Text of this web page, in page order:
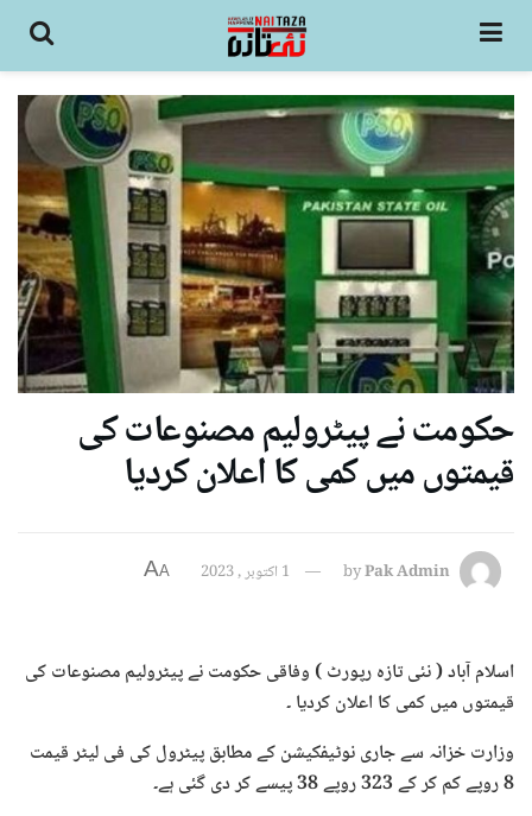
حکومت نے پیٹرولیم مصنوعات کی
قیمتوں میں کمی کا اعلان کردیا
byPak Admin 1 اکتوبر , 2023 A
A
اسلام آباد ( نئی تازہ رپورٹ ) وفاقی حکومت نے پیٹرولیم مصنوعات کی
قیمتوں میں کمی کا اعلان کردیا ۔
وزارت خزانہ سے جاری نوٹیفکیشن کے مطابق پیٹرول کی فی لیٹر قیمت
8 روپے کم کر کے 323 روپے 38 پیسے کر دی گئی ہے۔